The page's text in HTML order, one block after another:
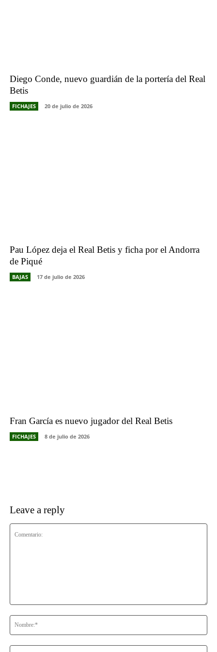
Diego Conde, nuevo guardián de la portería del Real
Betis
FICHAJES 20 de julio de 2026
Pau López deja el Real Betis y ficha por el Andorra
de Piqué
BAJAS 17 de julio de 2026
Fran García es nuevo jugador del Real Betis
FICHAJES 8 de julio de 2026
Leave a reply